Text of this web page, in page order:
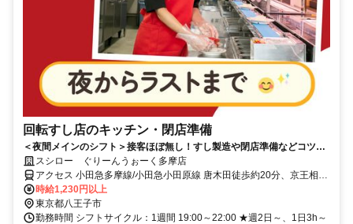
回転すし店のキッチン・閉店準備
＜夜間メインのシフト＞接客ほぼ無し！すし製造や閉店準備などコツコ
ツ働ける
スシロー ぐりーんうぉーく多摩店
アクセス 小田急多摩線/小田急小田原線 唐木田徒歩約20分、京王相模
原線 京王堀之内徒歩約25分、京王相模原線 南大沢徒歩約37分
時給1,230円以上
東京都八王子市
勤務時間 シフトサイクル：1週間 19:00～22:00 ★週2日～、1日3h～